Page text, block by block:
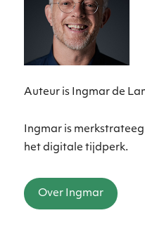
Auteur is Ingmar de
Ingmar is
het digitale tijdperk.
Over Ingmar